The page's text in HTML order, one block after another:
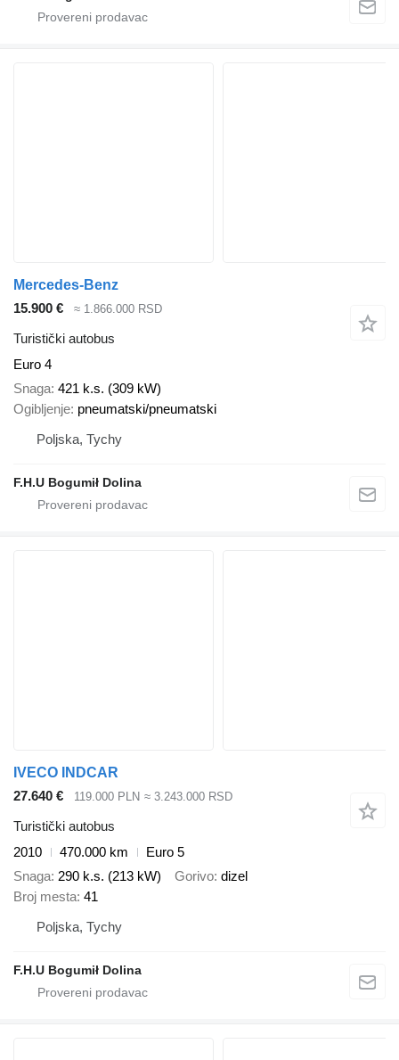
Mercedes-Benz
15.900 €
≈ 1.866.000 RSD
Turistički autobus
Euro 4
Snaga 421 k.s. (309 kW)
Ogibljenje pneumatski/pneumatski
Poljska, Tychy
F.H.U Bogumił Dolina
IVECO INDCAR
27.640 €
119.000 PLN ≈ 3.243.000 RSD
Turistički autobus
2010
470.000 km
Euro 5
Snaga 290 k.s. (213 kW) Gorivo dizel
Broj mesta 41
Poljska, Tychy
F.H.U Bogumił Dolina